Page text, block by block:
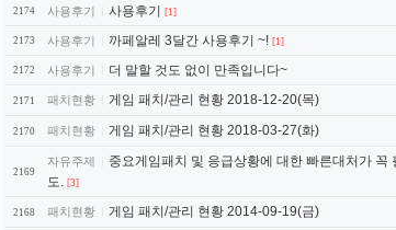
2174 사용후기 사용후기 [1]
2173 사용후기 까페알레 3달간 사용후기 ~! [1]
2172 사용후기 더 말할 것도 없이 만족입니다~
2171 패치현황 게임 패치/관리 현황 2018-12-20(목)
2170 패치현황 게임 패치/관리 현황 2018-03-27(화)
2169
자유주제
중요게임패치 및 응급상황에 대한 빠른대처가 꼭
도. [3]
2168 패치현황 게임 패치/관리 현황 2014-09-19(금)